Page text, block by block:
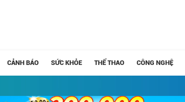
CẢNH BÁO SỨC KHỎE THỂ THAO CÔNG NGHỆ